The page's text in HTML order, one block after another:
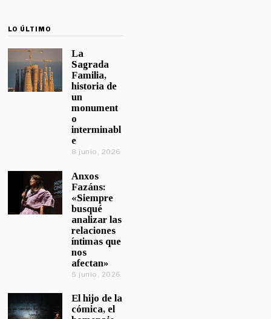
LO ÚLTIMO
La
Sagrada
Familia,
historia de
un
monument
o
interminabl
e
8 junio, 2026
Anxos
Fazáns:
«Siempre
busqué
analizar las
relaciones
íntimas que
nos
afectan»
5 junio, 2026
El hijo de la
cómica, el